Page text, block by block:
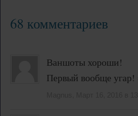
68 комментариев
Ваншоты хороши!
Первый вообще